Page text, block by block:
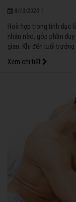
8/13/2020
Hoà hợp trong tình dục
nhân nào, góp phần
gian. Khi đến tuổi
Xem chi tiết